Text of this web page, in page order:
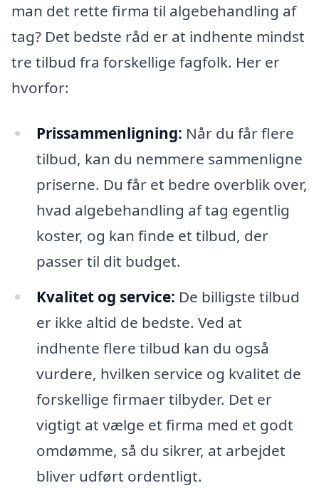
man det rette firma til algebehandling af
tag? Det bedste råd er at indhente mindst
tre tilbud fra forskellige fagfolk. Her er
hvorfor:
Prissammenligning: Når du får flere
tilbud, kan du nemmere sammenligne
priserne. Du får et bedre overblik over,
hvad algebehandling af tag egentlig
koster, og kan finde et tilbud, der
passer til dit budget.
Kvalitet og service: De billigste tilbud
er ikke altid de bedste. Ved at
indhente flere tilbud kan du også
vurdere, hvilken service og kvalitet de
forskellige firmaer tilbyder. Det er
vigtigt at vælge et firma med et godt
omdømme, så du sikrer, at arbejdet
bliver udført ordentligt.